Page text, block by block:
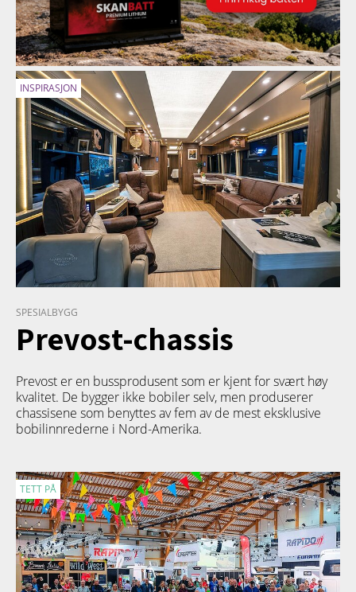
INSPIRASJON
SPESIALBYGG
Prevost-chassis
Prevost er en bussprodusent som er kjent for svært høy
kvalitet. De bygger ikke bobiler selv, men produserer
chassisene som benyttes av fem av de mest eksklusive
bobilinnrederne i Nord-Amerika.
TETT PÅ